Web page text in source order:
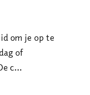
om je op te
of
c…